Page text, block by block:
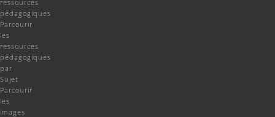
ressources
pédagogiques
Parcourir
les
ressources
pédagogiques
par
Sujet
Parcourir
les
images